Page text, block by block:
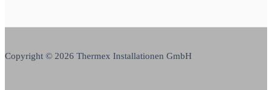
Copyright © 2026 Thermex Installationen GmbH